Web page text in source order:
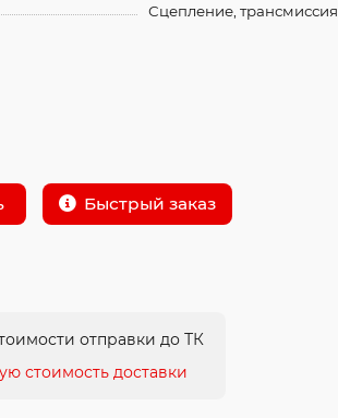
Сцепление, трансмиссия
Быстрый заказ
отправки до ТК
стоимость доставки